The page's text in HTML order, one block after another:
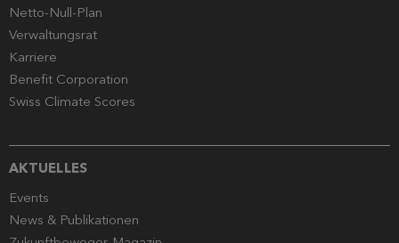
Netto-Null-Plan
Verwaltungsrat
Karriere
Benefit Corporation
Swiss Climate Scores
AKTUELLES
Events
News & Publikationen